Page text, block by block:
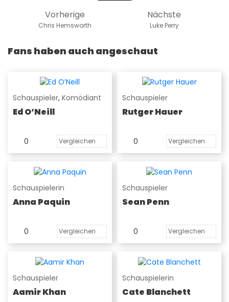
Nächste
Luke Perry
Vorherige
Chris Hemsworth
Fans haben auch angeschaut
Schauspieler, Komödiant
Ed O’Neill
0 Vergleichen
Schauspieler
Rutger Hauer
0 Vergleichen
Schauspielerin
Anna Paquin
0 Vergleichen
Schauspieler
Sean Penn
0 Vergleichen
Schauspieler
Aamir Khan
Schauspielerin
Cate Blanchett